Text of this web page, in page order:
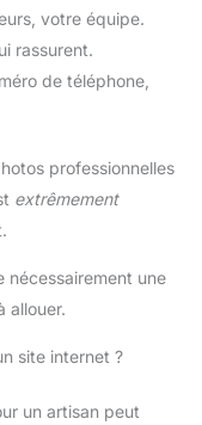
votre équipe.
rassurent.
de téléphone,
professionnelles
extrêmement
nécessairement une
allouer.
site internet ?
un artisan peut